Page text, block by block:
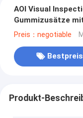
AOI Visual
Gummizusätze
Preis：negotiable
Bestpreis
Produkt-